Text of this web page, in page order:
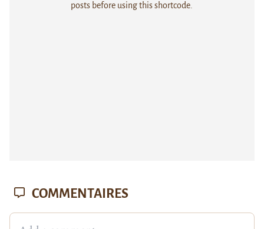
posts before using this shortcode.
COMMENTAIRES